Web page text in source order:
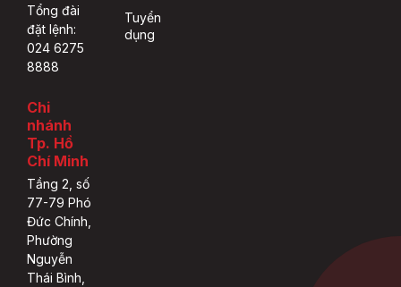
Tổng đài
đặt lệnh:
024 6275
8888
Chi
nhánh
Tp. Hồ
Chí Minh
Tầng 2, số
77-79 Phó
Đức Chính,
Phường
Nguyễn
Thái Bình,
Tuyển
dụng